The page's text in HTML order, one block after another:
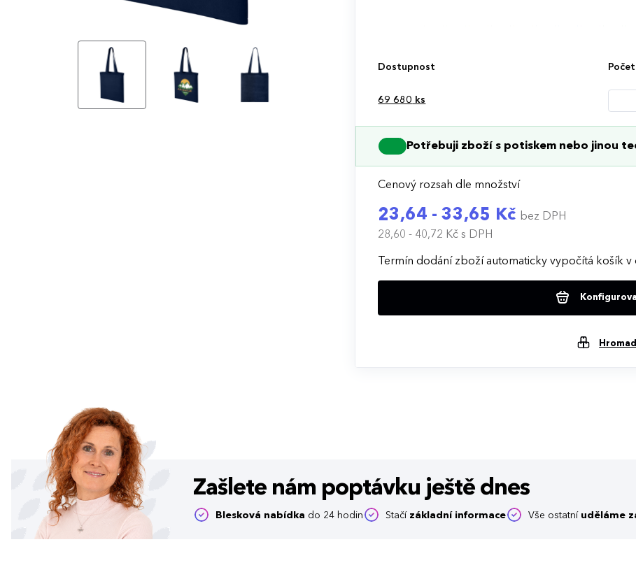
Dostupnost Počet
69 680 ks
Potřebuji zboží s potiskem nebo jinou
Cenový rozsah dle množství
23,64 - 33,65 Kč bez DPH
28,60 - 40,72 Kčs DPH
Termín dodání zboží automaticky vypočítá košík
Zašlete nám poptávku ještě dnes
Blesková nabídka do 24 hodin Stačí základní informace Vše ostatní uděláme